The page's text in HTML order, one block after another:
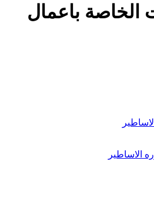
الخاصة باعمال
الاساطير